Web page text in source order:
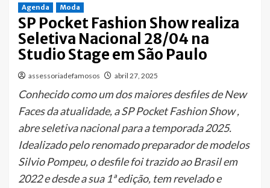
Agenda Moda
SP Pocket Fashion Show realiza
Seletiva Nacional 28/04 na
Studio Stage em São Paulo
assessoriadefamosos abril 27, 2025
Conhecido como um dos maiores desfiles de New
Faces da atualidade, a SP Pocket Fashion Show ,
abre seletiva nacional para a temporada 2025.
Idealizado pelo renomado preparador de modelos
Silvio Pompeu, o desfile foi trazido ao Brasil em
2022 e desde a sua 1ª edição, tem revelado e